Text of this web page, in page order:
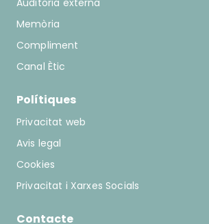
Auditoria externa
Memòria
Compliment
Canal Ètic
Polítiques
Privacitat web
Avis legal
Cookies
Privacitat i Xarxes Socials
Contacte